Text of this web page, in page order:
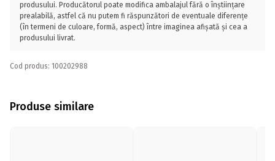
produsului. Producătorul poate modifica ambalajul fără o înștiințare
prealabilă, astfel că nu putem fi răspunzători de eventuale diferențe
(în termeni de culoare, formă, aspect) între imaginea afișată și cea a
produsului livrat.
Cod produs: 100202988
Produse similare